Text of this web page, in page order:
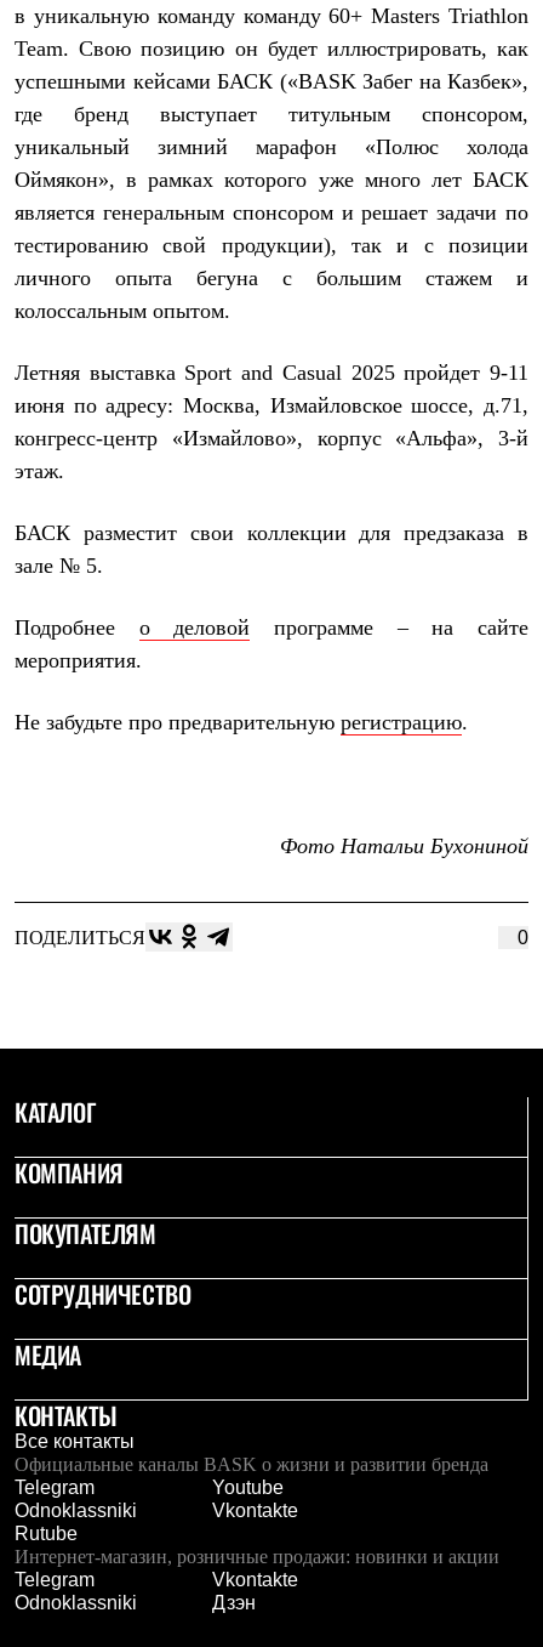
Лёгкая одежда
Рубашки
Футболки
Толстовки
Термобелье
Теплое термобелье
Среднее термобелье
Легкое термобелье
Флисовая одежда
Куртки
Детская одежда
Утепленная пухом
Брюки
Утепленная синтетикой
Куртки
Брюки
Толстовки
Брюки
Флисовая одежда
Куртки
Комбинезоны
Экспедиционные
Спальные мешки
С синтетическим утеплителем
Сумки и баулы
Баулы
Сумки
Полезные аксессуары
Книги
Коврики
Обувь
Женская обувь
Сапоги
Ботинки
Мужская обувь
Ботинки
Кроссовки
Сапоги
Гамаши и бахилы
Гамаши
Бахилы
в уникальную команду команду 60+ Masters Triathlon
Team. Свою позицию он будет иллюстрировать, как
успешными кейсами БАСК («BASK Забег на Казбек»,
где бренд выступает титульным спонсором,
уникальный зимний марафон «Полюс холода
Оймякон», в рамках которого уже много лет БАСК
является генеральным спонсором и решает задачи по
тестированию свой продукции), так и с позиции
личного опыта бегуна с большим стажем и
колоссальным опытом.
Летняя выставка Sport and Casual 2025 пройдет 9-11
июня по адресу: Москва, Измайловское шоссе, д.71,
конгресс-центр «Измайлово», корпус «Альфа», 3-й
этаж.
БАСК разместит свои коллекции для предзаказа в
зале № 5.
Подробнее о деловой
программе – на сайте
мероприятия.
Не забудьте про предварительную регистрацию.
Фото Натальи Бухониной
ПОДЕЛИТЬСЯ 0
КАТАЛОГ
КОМПАНИЯ
ПОКУПАТЕЛЯМ
СОТРУДНИЧЕСТВО
МЕДИА
КОНТАКТЫ
Все контакты
Официальные каналы BASK о жизни и развитии бренда
Telegram
Youtube
Odnoklassniki
Vkontakte
Rutube
Интернет-магазин, розничные продажи: новинки и акции
Telegram
Vkontakte
Odnoklassniki
Дзэн